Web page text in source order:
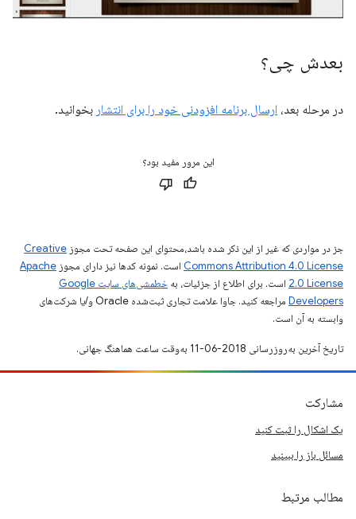
بعدش چی؟
در مرحله بعد، ارسال برنامه افزودنی خود را برای انتشار بخوانید.
این مرور مفید بود؟
جز در مواردی که غیر از این ذکر شده باشد،‌محتوای این صفحه تحت مجوز Creative
Commons Attribution 4.0 License است. نمونه کدها نیز دارای مجوز Apache
2.0 License است. برای اطلاع از جزئیات، به
خطمشی‌های سایت Google
Developers‏
مراجعه کنید. جاوا علامت تجاری ثبت‌شده Oracle و/یا شرکت‌های
وابسته به آن است.
تاریخ آخرین به‌روزرسانی 2018-06-11 به‌وقت ساعت هماهنگ جهانی.
مشارکت
یک اشکال را ثبت کنید
مسائل باز را ببینید
مطالب مرتبط